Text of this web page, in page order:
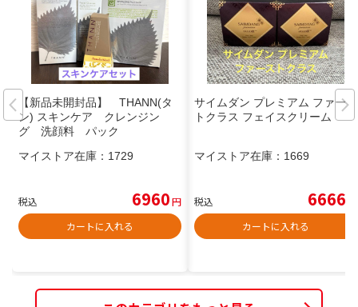
【新品未開封品】 THANN(タ
ン) スキンケア クレンジン
グ 洗顔料 パック
マイストア在庫： 1729
税込 6960円
カートに入れる
サイムダン プレミアム ファース
トクラス フェイスクリーム
マイストア在庫： 1669
税込 6666
カートに入れる